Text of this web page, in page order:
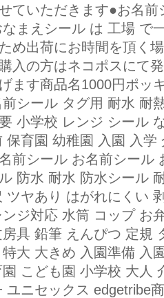
ていただきます●お名
まえシール は 工場 で
め出荷にお時間を頂く
入の方はネコポスにて
ます商品名1000円ポッ
シール タグ用 耐水 耐
小学校 レンジ シール
保育園 幼稚園 入園 入
前シール お名前シール
防水 耐水 防水シール
ツヤあり はがれにくい
ンジ対応 水筒 コップ お
具 鉛筆 えんぴつ 定規
大 大きめ 入園準備 入
こども園 小学校 大人
ユニセックス edgetribe